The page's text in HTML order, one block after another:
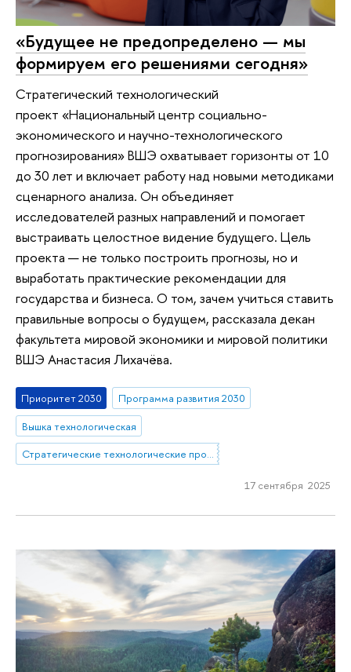
«Будущее не предопределено — мы
формируем его решениями сегодня»
Стратегический технологический
проект «Национальный центр социально-
экономического и научно-технологического
прогнозирования» ВШЭ охватывает горизонты от 10
до 30 лет и включает работу над новыми методиками
сценарного анализа. Он объединяет
исследователей разных направлений и помогает
выстраивать целостное видение будущего. Цель
проекта — не только построить прогнозы, но и
выработать практические рекомендации для
государства и бизнеса. О том, зачем учиться ставить
правильные вопросы о будущем, рассказала декан
факультета мировой экономики и мировой политики
ВШЭ Анастасия Лихачёва.
Приоритет 2030
Программа развития 2030
Вышка технологическая
Стратегические технологические проекты
17 сентября 2025